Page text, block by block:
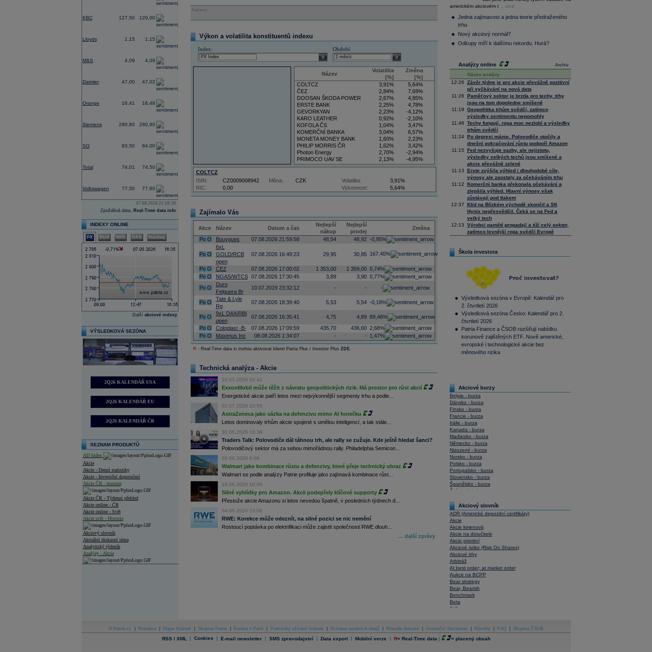
KBC 127,50 129,00
0,55
Lloyds 1,15 1,15
0,39
M&S 4,09 4,09
Daimler 47,00 47,02
Orange 16,41 16,48
Siemens 280,80 280,90
SG 83,50 84,00
Total 74,01 74,50
Volkswagen 77,50 77,60
07.08.2026 21:59:30
Zpožděná data, Real-Time data info
INDEXY ONLINE
PX BUX WIG DAX Nasdaq
Další akciové indexy
VÝSLEDKOVÁ SEZÓNA
2Q26 KALENDÁŘ USA
2Q26 KALENDÁŘ EU
2Q26 KALENDÁŘ ČR
SEZNAM PRODUKTŮ
AD Index
Akcie
Akcie - Denní statistiky
Akcie - Investiční doporučení
Akcie ČR - historie
Akcie ČR - Týdenní přehled
Akcie online - ČR
Akcie online - Svět
Akcie svět - Historie
Akciový slovník
Aktuální diskusní téma
Analytický týdeník
Analýzy - Akcie
Reklama
Výkon a volatilita konstituentů indexu
Index:
select
Období:
select
Název
Volatilita
[%]
Změna
[%]
COLTCZ
3,91%
5,64%
ČEZ
2,84%
7,69%
DOOSAN ŠKODA POWER
2,67%
4,85%
ERSTE BANK
2,25%
4,78%
GEVORKYAN
2,23%
-4,12%
KARO LEATHER
0,92%
-2,10%
KOFOLA ČS
1,04%
3,47%
KOMERČNÍ BANKA
3,04%
6,57%
MONETA MONEY BANK
1,60%
2,23%
PHILIP MORRIS ČR
1,62%
3,42%
Photon Energy
2,70%
-2,94%
PRIMOCO UAV SE
2,13%
-4,95%
VIG
4,09%
11,61%
COLTCZ
RIC: 0,00
ISIN: CZ0009008942 Měna: CZK Volatilita:
3,91%
Výkonnost:
5,64%
Zajímalo Vás
Akce Název Datum a čas
Nejlepší
nákup
Nejlepší
prodej
Změna
Po O Bouygues 07.08.2026 21:59:58 48,54 48,92 -0,95%
Po O
6xL
GOLD/RCB
open
07.08.2026 16:49:23 29,95 30,85 167,40%
Po O ČEZ 07.08.2026 17:00:02 1 353,00 1 359,00 0,74%
Po O NGAS/WTCS 07.08.2026 17:30:45 3,89 3,90 0,77%
Po O
Duro
Felguera Br
10.07.2019 23:32:12 - - -
Po O
Tate & Lyle
Rg
07.08.2026 18:39:40 5,53 5,54 -0,18%
Po O
9xL DAX/RBI
open
07.08.2026 16:35:41 4,75 4,89 89,46%
Po O Coloplast -B- 07.08.2026 17:09:59 435,70 436,60 2,68%
Po O Maximus Inc 08.08.2026 1:34:07 - - 1,47%
R - Real-Time data si mohou aktivovat klienti Patria Plus / Investor Plus ZDE.
Technická analýza - Akcie
10.07.2026 10:41
ExxonMobil může těžit z návratu geopolitických rizik. Má prostor pro růst akcií
Energetické akcie patří letos mezi nejvýkonnější segmenty trhu a podle...
02.07.2026 10:55
AstraZeneca jako sázka na defenzivu mimo AI horečku
Letos dominovaly trhům akcie spojené s umělou inteligencí, a tak stále...
30.06.2026 16:39
Traders Talk: Polovodiče dál táhnou trh, ale rally se zužuje. Kde ještě hledat šanci?
Polovodičový sektor má za sebou mimořádnou rally. Philadelphia Semicon...
26.06.2026 6:06
Walmart jako kombinace růstu a defenzivy, které přeje technický obraz
Walmart se podle analýzy Patrie profiluje jako zajímavá kombinace růst...
18.06.2026 10:00
Silné vyhlídky pro Amazon. Akcii podepřely klíčové supporty
Přestože akcie Amazonu si letos nevedou špatně, v posledních týdnech d...
04.06.2026 13:06
RWE: Korekce může odeznít, na silné pozici se nic nemění
Rostoucí poptávka po elektrifikaci může zajistit společnosti RWE dlouh...
… další zprávy
Composite
36 376,54 0,66
Tecdax
Performance
index
4 068,78
americkém akciovém t
...více
Jedna zajímavost a jedna teorie předraženého
trhu
Nový akciový normál?
Odkupy míří k dalšímu rekordu. Hurá?
Archiv
Analýzy online
Název analýzy
12:26
Závěr týdne je pro akcie převážně pozitivní
při vyčkávání na nová data
11:26
Paměťový sektor je brzda pro techy, trhy
jsou na tom dopoledne smíšeně
11:19
Geopolitika trhům svědčí, zatímco
výsledky sentimentu nepomohly
11:46
Techy fungují, ropa moc nezlobí a výsledky
trhům svědčí
11:24
Po depresi mánie. Polovodiče otočily a
dnešní pokračování růstu podpoří Amazon
11:15
Fed nezvyšuje sazby, ale nejistotu,
výsledky velkých techů jsou smíšené a
akcie převážně zelené
11:13
Erste zvýšila výhled i dlouhodobé cíle,
výnosy ale zaostaly za očekáváním trhu
11:12
Komerční banka překonala očekávání a
zlepšila výhled. Hlavní výnosy však
zůstávají pod tlakem
12:37
Klid na Blízkém východě skončil a SK
Hynix nepřesvědčil. Čeká se na Fed a
velký tech
12:13
Výrobci pamětí propadají a tíží celý sektor,
zatímco levnější ropa svědčí Evropě
Škola investora
Výsledková sezóna v Evropě: Kalendář pro
2. čtvrtletí 2026
Výsledková sezóna Česko: Kalendář pro 2.
čtvrtletí 2026
Patria Finance a ČSOB rozšiřují nabídku
korunově zajištěných ETF. Nově americké,
evropské i technologické akcie bez
měnového rizika
Akciové burzy
Belgie - burza
Dánsko - burza
Finsko - burza
Francie - burza
Itálie - burza
Kanada - burza
Maďarsko - burza
Německo - burza
Nizozemí - burza
Norsko - burza
Polsko - burza
Portugalsko - burza
Slovensko - burza
Španělsko - burza
Švýcarsko - burza
Akciový slovník
ADR (Americké depozitní certifikáty)
Akcie
Akcie kmenová
Akcie na doručitele
Akcie prioritní
Akciové riziko (Risk On Shares)
Akciové trhy
Arbitráž
At best order; at market order
Aukce na BCPP
Bear strategy
Bear, Bearish
Benchmark
Beta
BIC
Bonita
Book To Bill Ratio
Book Value
O Patria.cz Reklama Mapa Stránek Skupina Patria Kariéra v Patrii Podmínky užívání stránek Ochrana osobních údajů Pravidla diskuse Investiční disclaimer Náměty FAQ Skupina ČSOB
RSS / XML | Cookies | E-mail newsletter | SMS zpravodajství | Data export | Mobilní verze | R= Real-Time data | = placený obsah